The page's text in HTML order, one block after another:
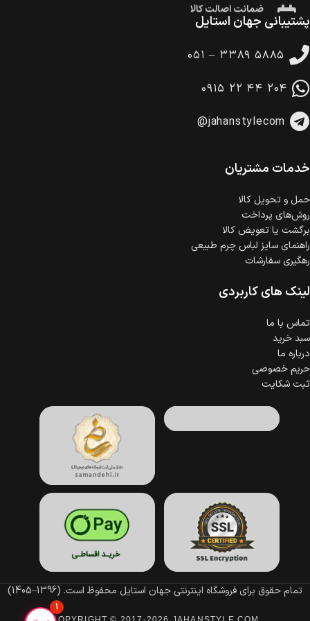
پشتیبانی جهان استایل
۰۵۱ – ۳۳۸۹ ۵۸۸۵
۰۹۱۵ ۲۲ ۴۴ ۲۰۴
@jahanstylecom
خدمات مشتریان
حمل‌ و تحویل کالا
روش‌های پرداخت
برگشت یا تعویض کالا
راهنمای سایز لباس چرم طبیعی
رهگیری سفارشات
لینک های کاربردی
تماس با ما
سبد خرید
درباره ما
حریم خصوصی
ثبت شکایت
تمام حقوق برای فروشگاه اینترنتی جهان استایل محفوظ است. (1396–1405)
1